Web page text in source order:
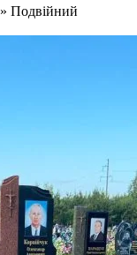
» Подвійний